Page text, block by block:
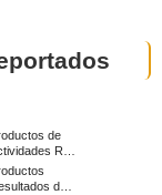
de
R…
d…